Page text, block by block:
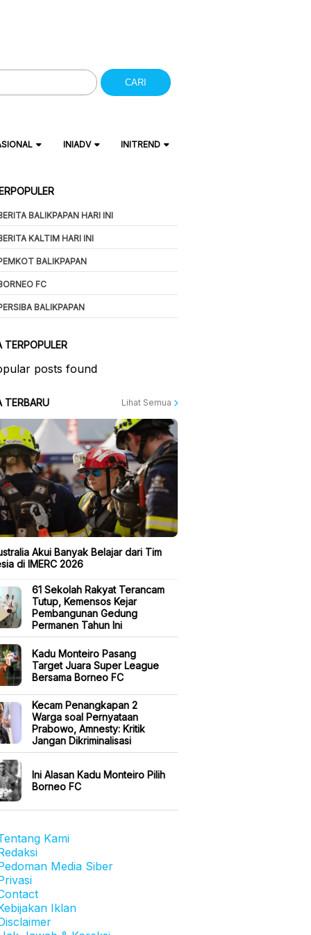
CARI
INIADV INITREND
BALIKPAPAN HARI INI
KALTIM HARI INI
BALIKPAPAN
FC
BALIKPAPAN
TERPOPULER
posts found
TERBARU Lihat Semua
Akui Banyak Belajar dari Tim
di IMERC 2026
61 Sekolah Rakyat Terancam
Tutup, Kemensos Kejar
Pembangunan Gedung
Permanen Tahun Ini
Kadu Monteiro Pasang
Target Juara Super League
Bersama Borneo FC
Kecam Penangkapan 2
Warga soal Pernyataan
Prabowo, Amnesty: Kritik
Jangan Dikriminalisasi
Ini Alasan Kadu Monteiro Pilih
Borneo FC
Kami
Media Siber
Iklan